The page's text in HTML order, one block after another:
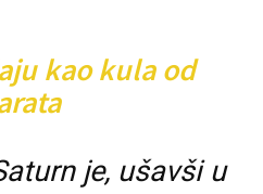
kao kula od
je, ušavši u